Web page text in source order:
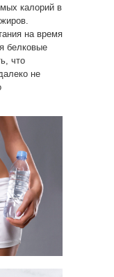
калорий в
на время
белковые
что
не